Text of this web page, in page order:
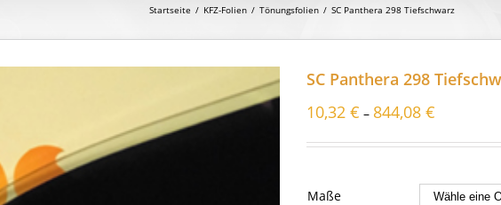
Startseite / KFZ-Folien / Tönungsfolien / SC Panthera 298 Tiefschwarz
SC Panthera 298
10,32 € – 844,08 €
Maße